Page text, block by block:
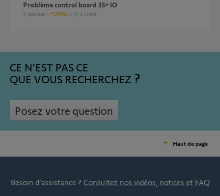
Problème control board 3S+ IO
5 réponses PORTAIL il y a 3 mois
CE N'EST PAS CE
QUE VOUS RECHERCHEZ
Posez votre question
Haut de page
Besoin d’assistance ? Consultez nos vidéos, notices et FAQ